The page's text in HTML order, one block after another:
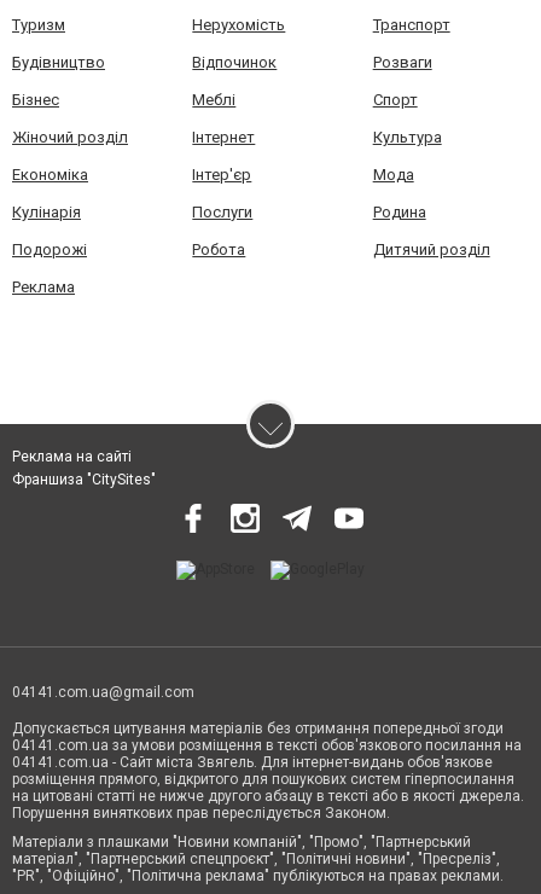
Туризм Нерухомість Транспорт
Будівництво Відпочинок Розваги
Бізнес Меблі Спорт
Жіночий розділ Інтернет Культура
Економіка Інтер'єр Мода
Кулінарія Послуги Родина
Подорожі Робота Дитячий розділ
Реклама
Реклама на сайті
Франшиза "CitySites"
04141.com.ua@gmail.com
Допускається цитування матеріалів без отримання попередньої згоди
04141.com.ua за умови розміщення в тексті обов'язкового посилання на
04141.com.ua - Сайт міста Звягель. Для інтернет-видань обов'язкове
розміщення прямого, відкритого для пошукових систем гіперпосилання
на цитовані статті не нижче другого абзацу в тексті або в якості джерела.
Порушення виняткових прав переслідується Законом.
Матеріали з плашками "Новини компаній", "Промо", "Партнерський
матеріал", "Партнерський спецпроєкт", "Політичні новини", "Пресреліз",
"PR", "Офіційно", "Політична реклама" публікуються на правах реклами.